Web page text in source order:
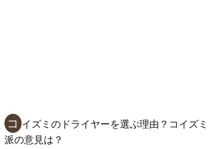
コ イズミのドライヤーを選ぶ理由？コイズミ
派の意見は？